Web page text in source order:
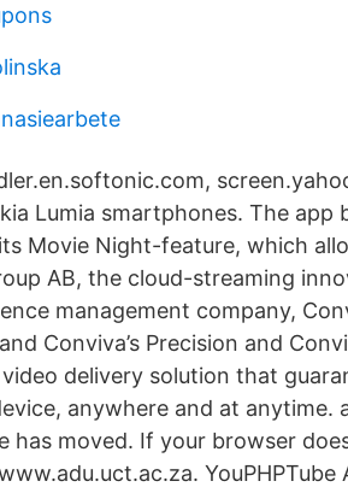
Lumia smartphones. The app
Movie Night-feature, which
AB, the cloud-streaming
management company,
Conviva’s Precision and
delivery solution that
anywhere and at anytime.
has moved. If your browser